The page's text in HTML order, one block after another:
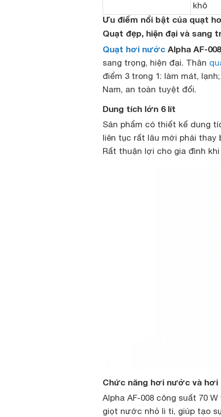
khô
Ưu điểm nổi bật của quạt
Quạt đẹp, hiện đại và sang
Quạt hơi nước Alpha AF-008
sang trọng, hiện đại. Thân
điểm 3 trong 1: làm mát,
Nam, an toàn tuyệt đối.
Dung tích lớn 6 lít
Sản phẩm có thiết kế dung
liên tục rất lâu mới phải
Rất thuận lợi cho gia đình
Chức năng hơi nước và hơi
Alpha AF-008 công suất 70
giọt nước nhỏ li ti, giúp tạo